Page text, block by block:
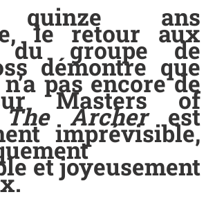
quinze ans
le retour aux
du groupe de
démontre que
pas encore de
Masters of
The Archerest
imprévisible,
et joyeusement